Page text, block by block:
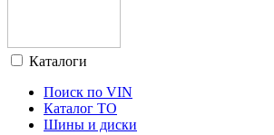
Каталоги
Поиск по VIN
Каталог ТО
Шины и диски